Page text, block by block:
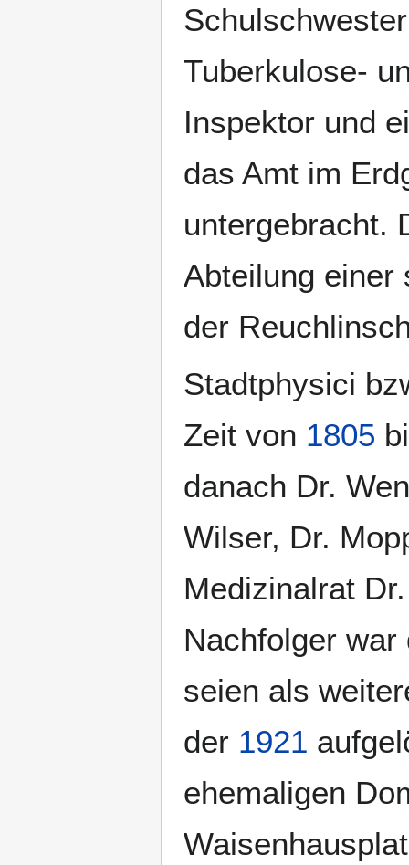
Tuberkulose-
Inspektor und
das Amt im
untergebracht.
Abteilung einer
der
Stadtphysici
Zeit von 1805
danach Dr.
Wilser, Dr.
Medizinalrat
Nachfolger
seien als
der 1921
ehemaligen